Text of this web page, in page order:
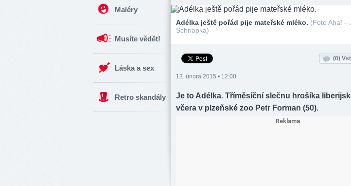
Maléry
Musíte vědět!
Láska a sex
Retro skandály
Adélka ještě pořád pije mateřské mléko. (Foto Aha! –
Schnapka)
(0)
13. února 2015 • 12:00
Je to Adélka. Tříměsíční slečnu hrošíka
včera v plzeňské zoo Petr Forman (50).